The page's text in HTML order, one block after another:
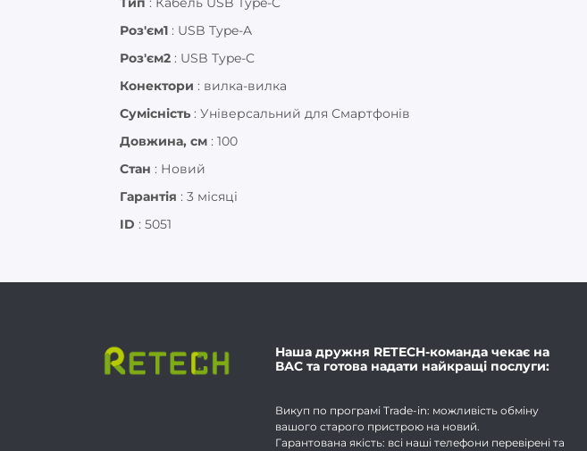
Роз'єм1 : USB Type-A
Роз'єм2 : USB Type-C
Конектори : вилка-вилка
Сумісність : Універсальний для Смартфонів
Довжина, см : 100
Стан : Новий
Гарантія : 3 місяці
ID : 5051
Наша дружня RETECH-команда чекає на
ВАС та готова надати найкращі послуги:
Викуп по програмі Trade-in: можливість обміну
вашого старого пристрою на новий.
Гарантована якість: всі наші телефони перевірені та